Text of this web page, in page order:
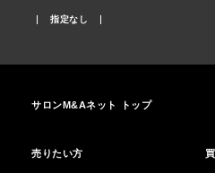
指定なし
サロンM&Aネット トップ
売りたい方